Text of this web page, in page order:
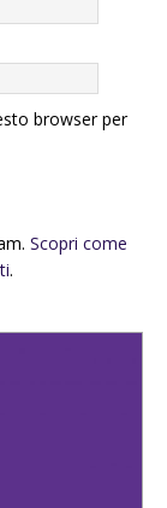
browser per
Scopri come
.